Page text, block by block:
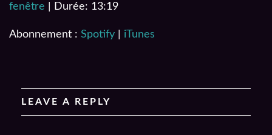
RSS FEED
fenêtre
Durée: 13:19
Abonnement : Spotify iTunes
LEAVE A REPLY